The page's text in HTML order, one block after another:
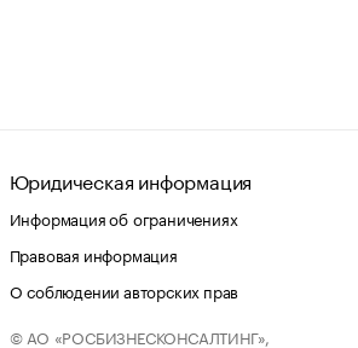
Юридическая информация
Информация об ограничениях
Правовая информация
О соблюдении авторских прав
© АО «РОСБИЗНЕСКОНСАЛТИНГ»,